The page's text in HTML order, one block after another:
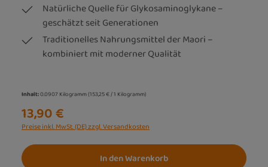
Natürliche Quelle für Glykosaminoglykane –
geschätzt seit Generationen
Traditionelles Nahrungsmittel der Maori –
kombiniert mit moderner Qualität
Inhalt:0.0907 Kilogramm(153,25 € / 1 Kilogramm)
13,90 €
Preise inkl. MwSt. (DE) zzgl. Versandkosten
In den Warenkorb